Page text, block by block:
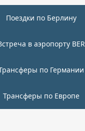
Поездки по Берлину
в аэропорту BER
по Германии
Трансферы по Европе